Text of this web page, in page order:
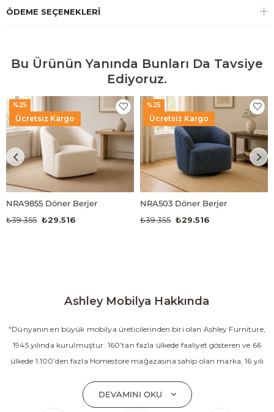
ÖDEME SEÇENEKLERI
Bu Ürünün Yanında Bunları Da Tavsiye
Ediyoruz.
NRA9855 Döner Berjer
₺29.516
₺39.355
Ücretsiz Kargo
%25
NRA503 Döner Berjer
₺29.516
₺39.355
Ücretsiz Kargo
%25
Ashley Mobilya Hakkında
"Dünyanın en büyük mobilya üreticilerinden biri olan Ashley Furniture,
1945 yılında kurulmuştur. 160’tan fazla ülkede faaliyet gösteren ve 66
ülkede 1.100’den fazla Homestore mağazasına sahip olan marka, 16 yılı
yatak odası, oturma odası, yemek odası, home ofis ve ev dekorasyon
aksesuarları dahil olmak üzere 20’den fazla ürün kategorisinde geniş bir
DEVAMINI OKU